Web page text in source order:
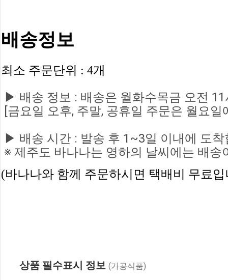
배송정보
최소 주문단위 : 4개
▶ 배송 정보 : 배송은 월화수목금 오전 11
[금요일 오후, 주말, 공휴일 주문은 월요일
▶ 배송 시간 : 발송 후 1~3일 이내에 도
※ 제주도 바나나는 영하의 날씨에는 배송
(바나나와 함께 주문하시면 택배비 무료입
상품 필수표시 정보 (가공식품)